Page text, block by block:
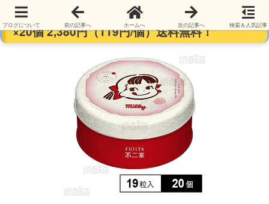
不二家 ミルキー缶(ショートケーキ味) 19粒入
×20個 2,380円（119円/個）送料無料！
ブログについて 前の記事へ ホームへ 次の記事へ 検索＆人気記事